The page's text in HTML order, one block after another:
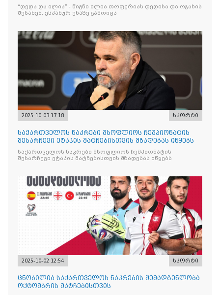
“დედა და ილია” - წიგნი ილია თოფურიას დედისა და ოჯახის
შესახებ, ესპანურ ენაზე გამოიცა
2025-10-03 17:18 სპორტი
საქართველოს ნაკრები მსოფლიოს ჩემპიონატის
შესარჩევი ეტაპის მატჩებისთვის მზადებას იწყებს
საქართველოს ნაკრები მსოფლიოს ჩემპიონატის
შესარჩევი ეტაპის მატჩებისთვის მზადებას იწყებს
2025-10-02 12:54 სპორტი
ცნობილია საქართველოს ნაკრების შემადგენლობა
ოქტომბრის მატჩებისთვის